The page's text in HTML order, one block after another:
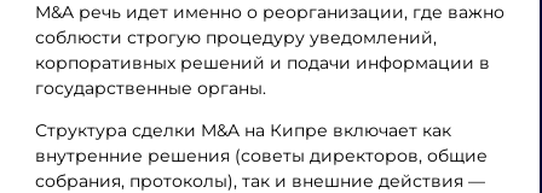
M&A речь идет именно о реорганизации, где важно
соблюсти строгую процедуру уведомлений,
корпоративных решений и подачи информации в
государственные органы.
Структура сделки M&A на Кипре включает как
внутренние решения (советы директоров, общие
собрания, протоколы), так и внешние действия —